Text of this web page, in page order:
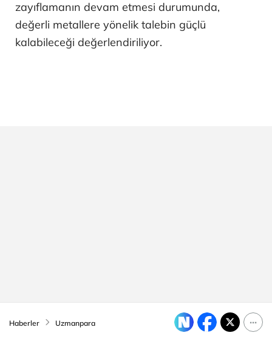
zayıflamanın devam etmesi durumunda,
değerli metallere yönelik talebin güçlü
kalabileceği değerlendiriliyor.
Haberler Uzmanpara